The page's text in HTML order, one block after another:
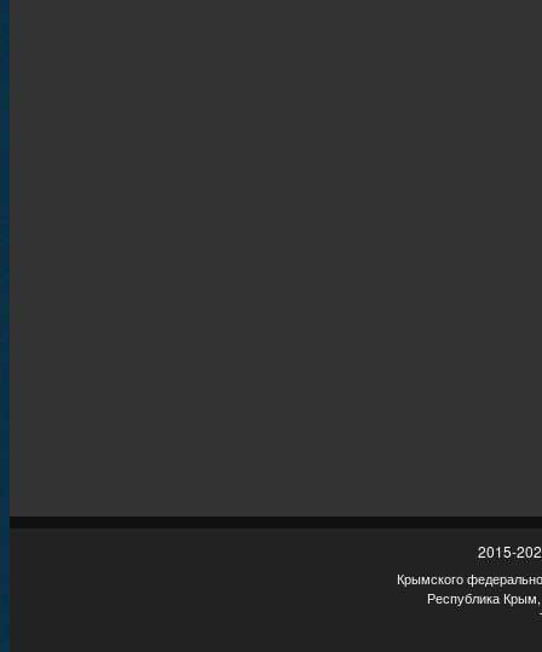
2015-
Крымского
Республика